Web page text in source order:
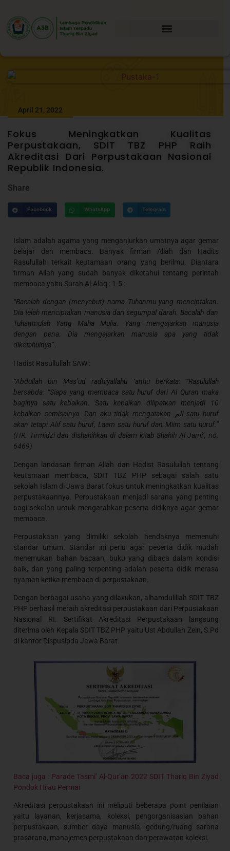
April 21, 2022
Fokus Meningkatkan Kualitas
Perpustakaan, SDIT TBZ PHP Raih
Akreditasi Dari Perpustakaan Nasional
Republik Indonesia.
Share
Facebook WhatsApp Telegram
Islam adalah agama yang menganjurkan umatnya agar gemar
belajar dan membaca. Banyak firman Allah dan Hadits
Rasulullah terkait keutamaan orang yang berilmu. Diantara
firman Allah yang sudah banyak diketahui tentang perintah
membaca yaitu Surah Al-Alaq : 1-5 :
“Bacalah dengan (menyebut) nama Tuhanmu yang menciptakan.
Dia telah menciptakan manusia dari segumpal darah. Bacalah dan
Tuhanmulah Yang Maha Mulia. Yang mengajarkan manusia
dengan pena. Dia mengajarkan manusia apa yang tidak
diketahuinya”.
Hadist Rasullullah SAW :
“Abdullah bin Mas’ud radhiyallahu ‘anhu berkata: “Rasulullah
bersabda: “Siapa yang membaca satu huruf dari Al Quran maka
baginya satu kebaikan. Satu kebaikan dilipatkan menjadi 10
kebaikan semisalnya. Dan aku tidak mengatakan الم satu huruf
akan tetapi Alif satu huruf, Laam satu huruf dan Miim satu huruf.”
(HR. Tirmidzi dan dishahihkan di dalam kitab Shahih Al Jami’, no.
6469)
Dengan landasan firman Allah dan Hadist Rasulullah tentang
keutamaan membaca, SDIT TBZ PHP sebagai salah satu
sekolah Islam di Jawa Barat fokus untuk meningkatkan kualitas
perpustakaannya. Perpustakaan menjadi sarana yang penting
bagi sekolah untuk mengarahkan peserta didiknya agar gemar
membaca.
Perpustakaan yang dimiliki sekolah hendaknya memenuhi
standar umum. Standar ini perlu agar peserta didik mudah
menemukan bahan bacaan, buku yang dibaca dalam kondisi
baik, dan yang paling terpenting adalah peserta didik merasa
nyaman ketika membaca di perpustakaan.
Dengan berbagai usaha yang dilakukan, alhamdulillah SDIT TBZ
PHP berhasil meraih akreditasi perpustakaan dari Perpustakaan
Nasional RI. Sertifikat Akreditasi Perpustakaan langsung
diterima oleh Kepala SDIT TBZ PHP yaitu Ust Abdullah Zein, S.Pd
di kantor Dispusipda Jawa Barat.
Baca juga : Parade Tasmi’ Al-Qur’an 2022 SDIT Thariq Bin Ziyad
Pondok Hijau Permai
Akreditasi perpustakaan ini meliputi beberapa point penilaian
yaitu layanan, kerjasama, koleksi, pengorganisasian bahan
perpustakaan, sumber daya manusia, gedung/ruang sarana
prasarana, manajemen perpustakaan dan perawatan koleksi.